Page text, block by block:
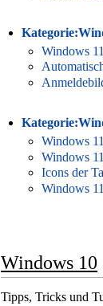
Windows
Windows
Windows
Icons der
Windows
Windows 10
Tipps, Tricks und